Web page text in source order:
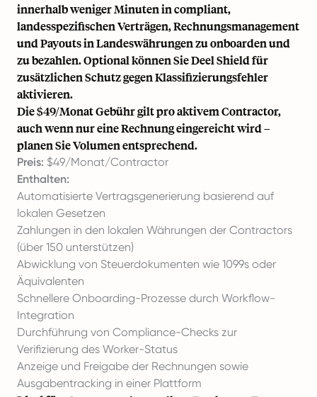
innerhalb weniger Minuten in compliant,
landesspezifischen Verträgen, Rechnungsmanagement
und Payouts in Landeswährungen zu onboarden und
zu bezahlen. Optional können Sie Deel Shield für
zusätzlichen Schutz gegen Klassifizierungsfehler
aktivieren.
Die $49/Monat Gebühr gilt pro aktivem Contractor,
auch wenn nur eine Rechnung eingereicht wird –
planen Sie Volumen entsprechend.
Preis: $49/Monat/Contractor
Enthalten:
Automatisierte Vertragsgenerierung basierend auf
lokalen Gesetzen
Zahlungen in den lokalen Währungen der Contractors
(über 150 unterstützen)
Abwicklung von Steuerdokumenten wie 1099s oder
Äquivalenten
Schnellere Onboarding-Prozesse durch Workflow-
Integration
Durchführung von Compliance-Checks zur
Verifizierung des Worker-Status
Anzeige und Freigabe der Rechnungen sowie
Ausgabentracking in einer Plattform